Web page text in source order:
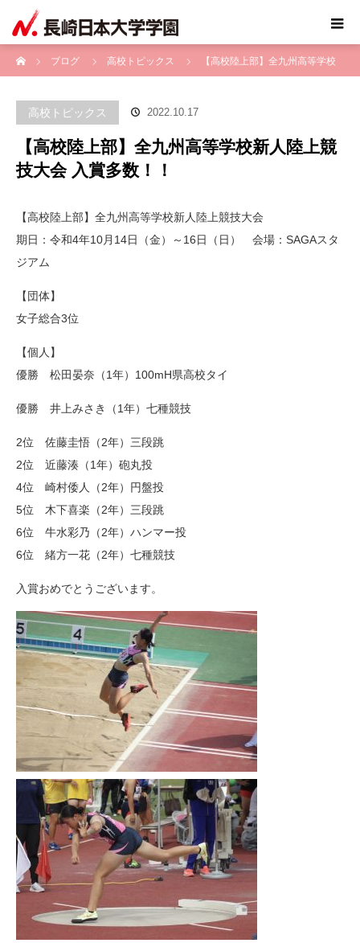
ブログ
高校トピックス 【高校陸上部】全九州高等学校
高校トピックス 2022.10.17
【高校陸上部】全九州高等学校新人陸上競
技大会 入賞多数！！
【高校陸上部】全九州高等学校新人陸上競技大会
期日：令和4年10月14日（金）～16日（日） 会場：SAGAスタ
ジアム
【団体】
女子総合3位
【個人】
優勝 松田晏奈（1年）100mH県高校タイ
優勝 井上みさき（1年）七種競技
2位 佐藤圭悟（2年）三段跳
2位 近藤湊（1年）砲丸投
4位 崎村倭人（2年）円盤投
5位 木下喜楽（2年）三段跳
6位 牛水彩乃（2年）ハンマー投
6位 緒方一花（2年）七種競技
入賞おめでとうございます。